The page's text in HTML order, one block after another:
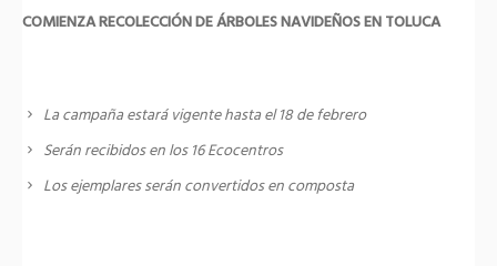
COMIENZA RECOLECCIÓN DE ÁRBOLES NAVIDEÑOS EN TOLUCA
La campaña estará vigente hasta el 18 de febrero
Serán recibidos en los 16 Ecocentros
Los ejemplares serán convertidos en composta